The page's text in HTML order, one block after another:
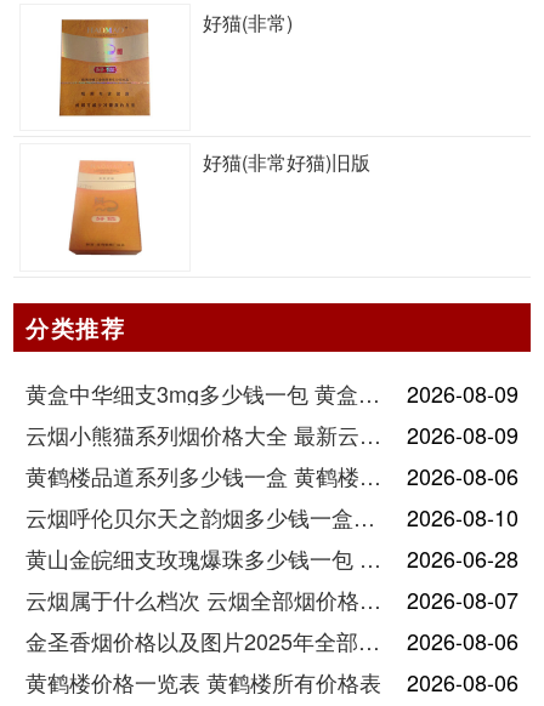
好猫(非常)
好猫(非常好猫)旧版
分类推荐
黄盒中华细支3mg多少钱一包 黄盒中华细支3mg香烟价格查询
2026-08-09
云烟小熊猫系列烟价格大全 最新云烟小熊猫图片报价
2026-08-09
黄鹤楼品道系列多少钱一盒 黄鹤楼品道系列香烟价格表图片
2026-08-06
云烟呼伦贝尔天之韵烟多少钱一盒中支价格
2026-08-10
黄山金皖细支玫瑰爆珠多少钱一包 黄山金皖细支玫瑰爆珠2025最新价格
2026-06-28
云烟属于什么档次 云烟全部烟价格表大全
2026-08-07
金圣香烟价格以及图片2025年全部价格
2026-08-06
黄鹤楼价格一览表 黄鹤楼所有价格表
2026-08-06